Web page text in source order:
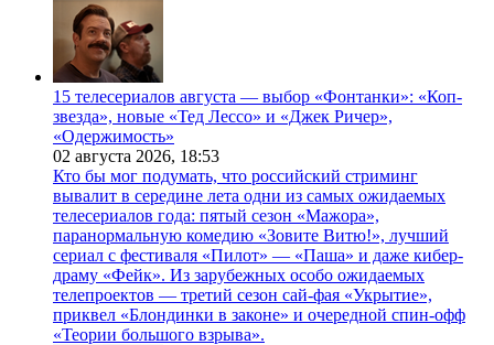
15 телесериалов августа — выбор «Фонтанки»: «Коп-
звезда», новые «Тед Лессо» и «Джек Ричер»,
«Одержимость»
02 августа 2026, 18:53
Кто бы мог подумать, что российский стриминг
вывалит в середине лета одни из самых ожидаемых
телесериалов года: пятый сезон «Мажора»,
паранормальную комедию «Зовите Витю!», лучший
сериал с фестиваля «Пилот» — «Паша» и даже кибер-
драму «Фейк». Из зарубежных особо ожидаемых
телепроектов — третий сезон сай-фая «Укрытие»,
приквел «Блондинки в законе» и очередной спин-офф
«Теории большого взрыва».